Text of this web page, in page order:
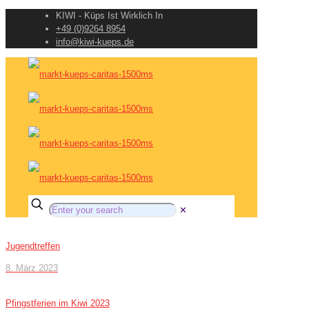
KIWI - Küps Ist Wirklich In
+49 (0)9264 8954
info@kiwi-kueps.de
✕
Jugendtreffen
8. März 2023
Pfingstferien im Kiwi 2023